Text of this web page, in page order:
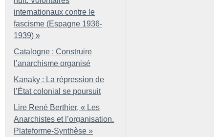
internationaux contre le
fascisme (Espagne 1936-
1939) »
Catalogne : Construire
l’anarchisme organisé
Kanaky : La répression de
l’État colonial se poursuit
Lire René Berthier, « Les
Anarchistes et l’organisation.
Plateforme-Synthèse »